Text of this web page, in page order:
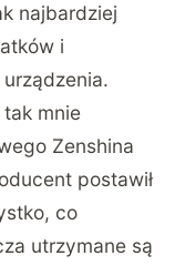
najbardziej
i
mnie
Zenshina
postawił
co
utrzymane są